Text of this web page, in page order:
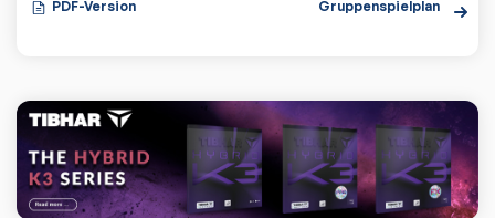
PDF-Version Gruppenspielplan